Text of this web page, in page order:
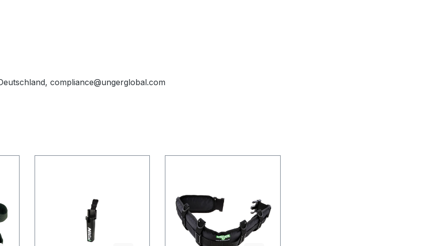
compliance@ungerglobal.com